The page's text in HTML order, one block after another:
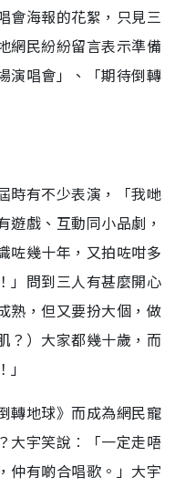
會海報的花絮，只見三
網民紛紛留言表示準備
演唱會」、「期待倒轉
時有不少表演，「我哋
遊戲、互動同小品劇，
咗幾十年，又拍咗咁多
」問到三人有甚麼開心
熟，但又要扮大個，做
？）大家都幾十歲，而
轉地球》而成為網民寵
大宇笑說︰「一定走唔
仲有啲合唱歌。」大宇